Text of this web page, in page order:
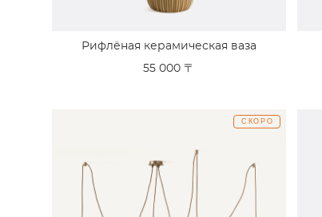
Рифлёная керамическая ваза
55 000 〒
СКОРО